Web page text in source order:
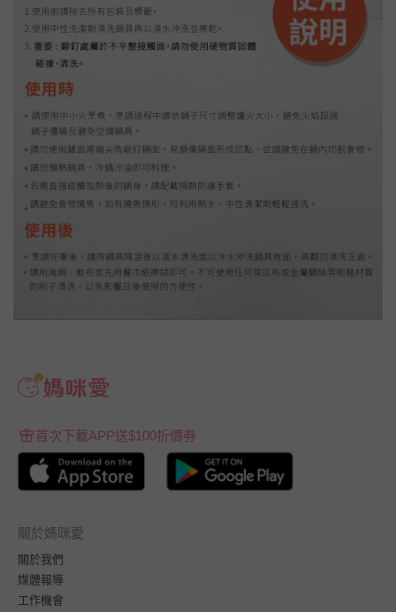
首次下載APP送$100折價券
關於媽咪愛
關於我們
媒體報導
工作機會